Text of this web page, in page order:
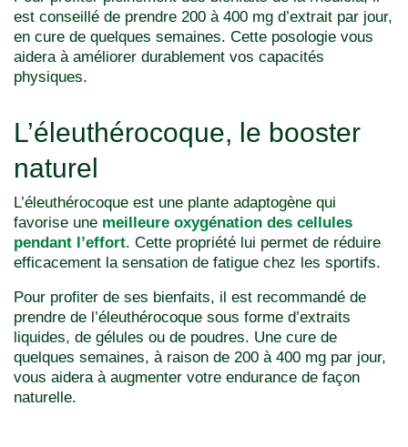
est conseillé de prendre 200 à 400 mg d’extrait par jour,
en cure de quelques semaines. Cette posologie vous
aidera à améliorer durablement vos capacités
physiques.
L’éleuthérocoque, le booster
naturel
L’éleuthérocoque est une plante adaptogène qui
favorise une meilleure oxygénation des cellules
pendant l’effort. Cette propriété lui permet de réduire
efficacement la sensation de fatigue chez les sportifs.
Pour profiter de ses bienfaits, il est recommandé de
prendre de l’éleuthérocoque sous forme d’extraits
liquides, de gélules ou de poudres. Une cure de
quelques semaines, à raison de 200 à 400 mg par jour,
vous aidera à augmenter votre endurance de façon
naturelle.